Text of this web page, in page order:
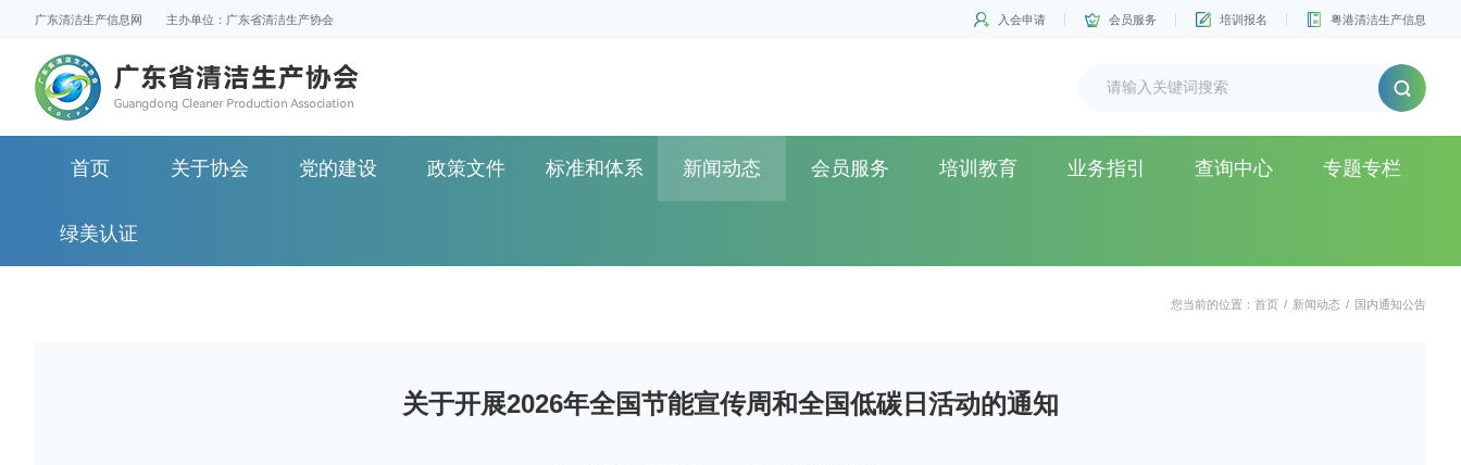
广东清洁生产信息网 主办单位：广东省清洁生产协会 入会申请 会员服务 培训报名 粤港清洁生产信息
首页 关于协会 党的建设 政策文件 标准和体系 新闻动态 会员服务 培训教育 业务指引 查询中心 专题专栏
绿美认证
您当前的位置： 首页 / 新闻动态 / 国内通知公告
关于开展2026年全国节能宣传周和全国低碳日活动的通知